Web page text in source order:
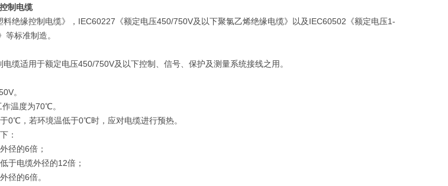
制电缆
绝缘控制电缆》，IEC60227《额定电压450/750V及以下聚氯乙烯绝缘电缆》以及IEC60502《额定电压1-
》等标准制造。
电缆适用于额定电压450/750V及以下控制、信号、保护及测量系统接线之用。
750V。
工作温度为70℃。
于0℃，若环境温低于0℃时，应对电缆进行预热。
如下：
外径的6倍；
低于电缆外径的12倍；
外径的6倍。